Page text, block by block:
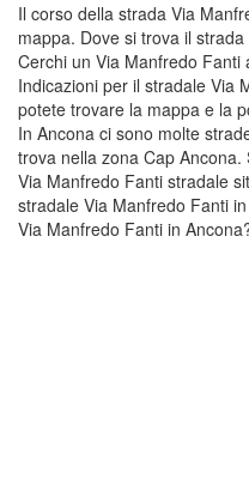
Il corso della strada Via
mappa. Dove si trova il
Cerchi un Via Manfredo
Indicazioni per il stradale Via
potete trovare la mappa e la
In Ancona ci sono molte
trova nella zona Cap
Via Manfredo Fanti stradale
stradale Via Manfredo Fanti
Via Manfredo Fanti in